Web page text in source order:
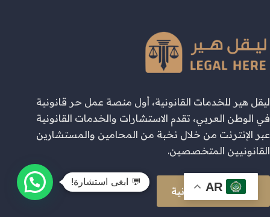
ليقل هير للخدمات القانونية، أول منصة عمل حر قانونية
في الوطن العربي، تقدم الاستشارات والخدمات القانونية
عبر الإنترنت من خلال نخبة من المحامين والمستشارين
القانونيين المتخصصين.
اطلب خدمة قانونية
AR 💬 ابغى استشارة!